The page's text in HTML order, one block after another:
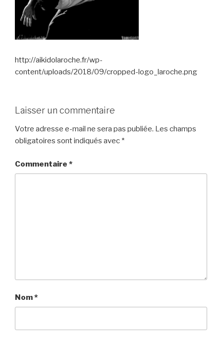
http://aikidolaroche.fr/wp-
content/uploads/2018/09/cropped-logo_laroche.png
Laisser un commentaire
Votre adresse e-mail ne sera pas publiée. Les champs
obligatoires sont indiqués avec *
Commentaire *
Nom*